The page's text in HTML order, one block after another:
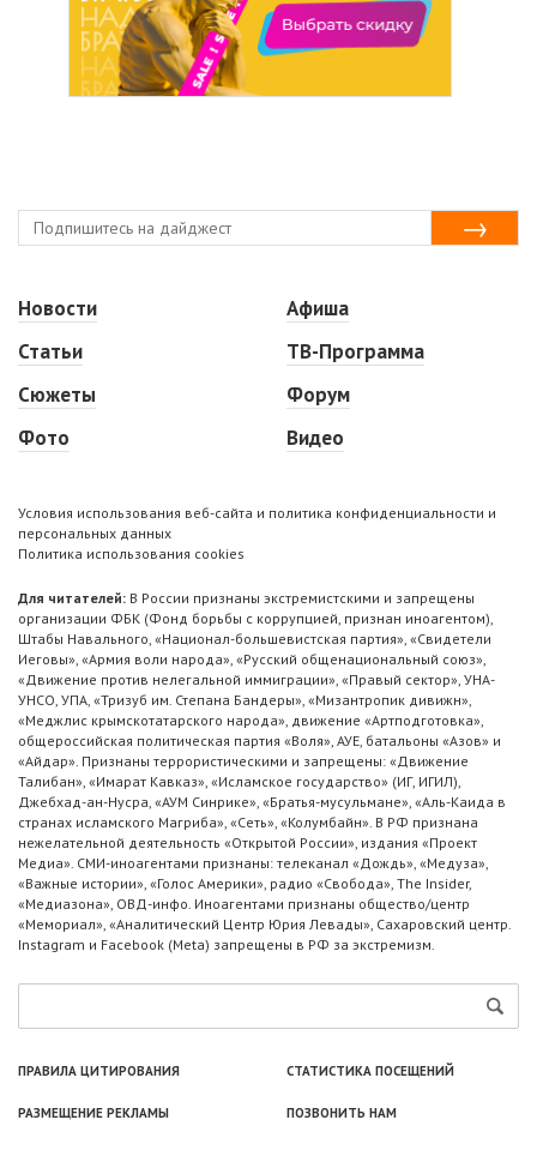
Новости
Статьи
Сюжеты
Фото
Афиша
ТВ-Программа
Форум
Видео
Условия использования веб-сайта и политика конфиденциальности и
персональных данных
Политика использования cookies
Для читателей: В России признаны экстремистскими и запрещены
организации ФБК (Фонд борьбы с коррупцией, признан иноагентом),
Штабы Навального, «Национал-большевистская партия», «Свидетели
Иеговы», «Армия воли народа», «Русский общенациональный союз»,
«Движение против нелегальной иммиграции», «Правый сектор», УНА-
УНСО, УПА, «Тризуб им. Степана Бандеры», «Мизантропик дивижн»,
«Меджлис крымскотатарского народа», движение «Артподготовка»,
общероссийская политическая партия «Воля», АУЕ, батальоны «Азов» и
«Айдар». Признаны террористическими и запрещены: «Движение
Талибан», «Имарат Кавказ», «Исламское государство» (ИГ, ИГИЛ),
Джебхад-ан-Нусра, «АУМ Синрике», «Братья-мусульмане», «Аль-Каида в
странах исламского Магриба», «Сеть», «Колумбайн». В РФ признана
нежелательной деятельность «Открытой России», издания «Проект
Медиа». СМИ-иноагентами признаны: телеканал «Дождь», «Медуза»,
«Важные истории», «Голос Америки», радио «Свобода», The Insider,
«Медиазона», ОВД-инфо. Иноагентами признаны общество/центр
«Мемориал», «Аналитический Центр Юрия Левады», Сахаровский центр.
Instagram и Facebook (Metа) запрещены в РФ за экстремизм.
ПРАВИЛА ЦИТИРОВАНИЯ СТАТИСТИКА ПОСЕЩЕНИЙ
РАЗМЕЩЕНИЕ РЕКЛАМЫ ПОЗВОНИТЬ НАМ